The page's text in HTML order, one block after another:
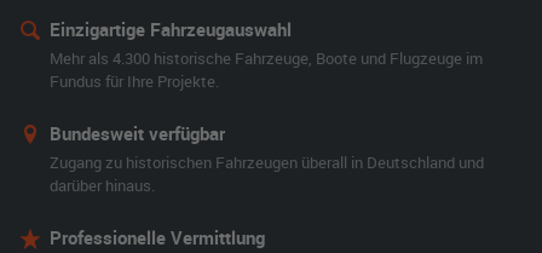
Einzigartige Fahrzeugauswahl
Mehr als 4.300 historische Fahrzeuge, Boote und Flugzeuge im
Fundus für Ihre Projekte.
Bundesweit verfügbar
Zugang zu historischen Fahrzeugen überall in Deutschland und
darüber hinaus.
Professionelle Vermittlung